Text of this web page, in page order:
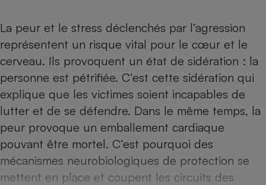
La peur et le stress déclenchés par l’agression
représentent un risque vital pour le cœur et le
cerveau. Ils provoquent un état de sidération : la
personne est pétrifiée. C’est cette sidération qui
explique que les victimes soient incapables de
lutter et de se défendre. Dans le même temps, la
peur provoque un emballement cardiaque
pouvant être mortel. C’est pourquoi des
mécanismes neurobiologiques de protection se
mettent en place et coupent les circuits des
Climatiseur -
Ventilateur
Antivirus
Climatiseur -
Ventilateur